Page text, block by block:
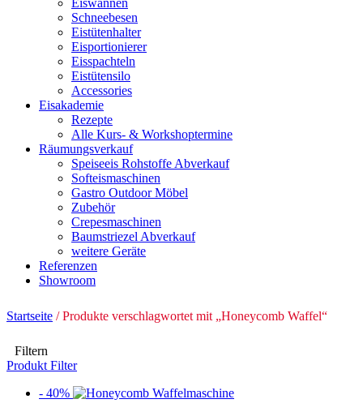
Schneebesen
Eistütenhalter
Eisportionierer
Eisspachteln
Eistütensilo
Accessories
Eisakademie
Rezepte
Alle Kurs- & Workshoptermine
Räumungsverkauf
Speiseeis Rohstoffe Abverkauf
Softeismaschinen
Gastro Outdoor Möbel
Zubehör
Crepesmaschinen
Baumstriezel Abverkauf
weitere Geräte
Referenzen
Showroom
Startseite / Produkte verschlagwortet mit „Honeycomb Waffel“
Filtern
Produkt Filter
- 40%